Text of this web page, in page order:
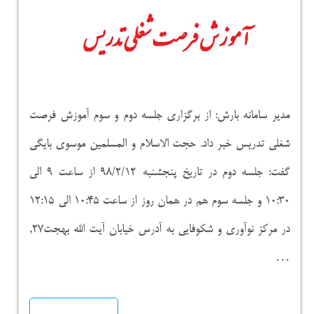
مدیر سامانه بارش: از برگزاری جلسه دوم و سوم آموزش فرصت
شغلی تدریس خبر داد. حجت الاسلام و المسلمین موسوی بایگی
گفت: جلسه دوم در تاریخ پنجشنبه ۹۸/۲/۱۲ از ساعت ۹ الی
۱۰:۳۰ و جلسه سوم هم در همان روز از ساعت ۱۰:۴۵ الی ۱۲:۱۵
در مرکز نوآوری و شکوفایی به آدرس خیابان آیت الله بهجت۲۷,
…